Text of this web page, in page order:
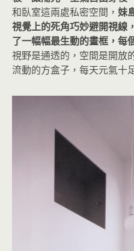
和臥室這兩處私密空間， 妹
視覺上的死角巧妙避開視線
了一幅幅最生動的畫框，每
視野是通透的，空間是開放
流動的方盒子，每天元氣十